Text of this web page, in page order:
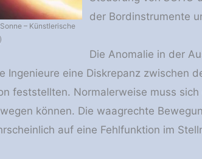
– Künstlerische
der Bordinstrumente
Die Anomalie in der
Ingenieure eine Diskrepanz zwischen
feststellten. Normalerweise muss
können. Die waagrechte
auf eine Fehlfunktion im